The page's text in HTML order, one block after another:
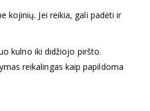
kojinių. Jei reikia, gali padėti ir
kulno iki didžiojo piršto.
reikalingas kaip papildoma